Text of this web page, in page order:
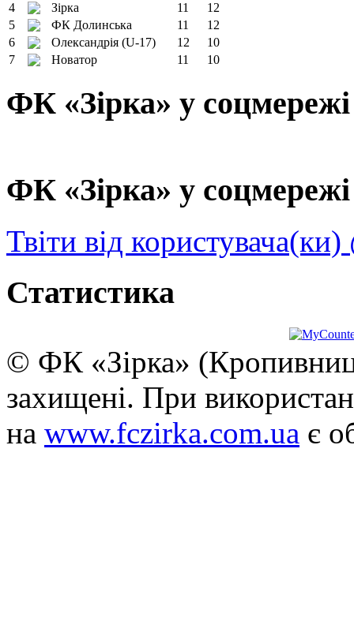
4
Зірка 11
12
5
ФК Долинська 11
12
6
Олександрія (U-17) 12
10
7
Новатор 11 10
ФК «Зірка» у
ФК «Зірка» у
Твіти від
Статистика
© ФК «Зірка»
захищені. При
на www.fczirka.com.ua є